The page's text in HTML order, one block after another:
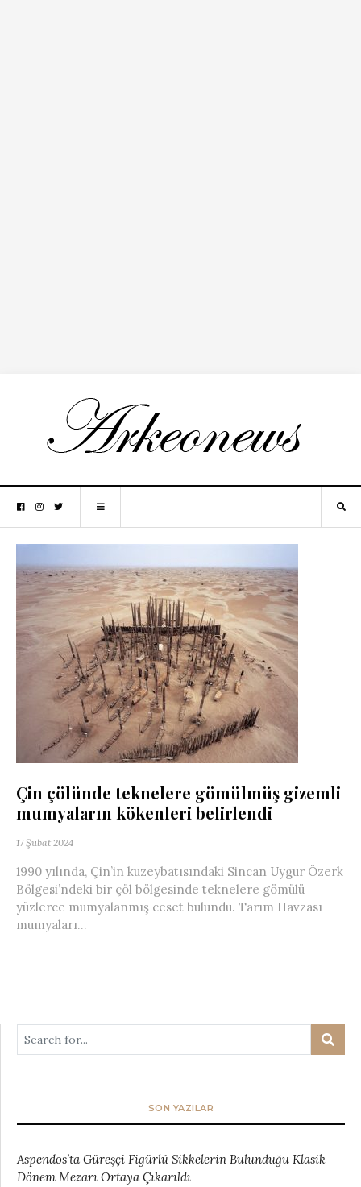
Çin çölünde teknelere gömülmüş gizemli
mumyaların kökenleri belirlendi
17 Şubat 2024
1990 yılında, Çin’in kuzeybatısındaki Sincan Uygur Özerk
Bölgesi’ndeki bir çöl bölgesinde teknelere gömülü
yüzlerce mumyalanmış ceset bulundu. Tarım Havzası
mumyaları...
SON YAZILAR
Aspendos’ta Güreşçi Figürlü Sikkelerin Bulunduğu Klasik
Dönem Mezarı Ortaya Çıkarıldı